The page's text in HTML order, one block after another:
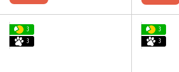
3
3
3
3